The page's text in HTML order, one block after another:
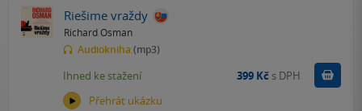
Riešime vraždy
Richard Osman
Audiokniha (mp3)
Přehrát ukázku
Ihned ke stažení 399 Kč s DPH Koupit